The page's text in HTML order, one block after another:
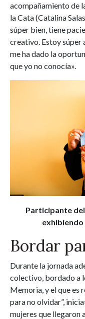
acompañamiento de
la Cata (Catalina
súper bien, tiene
creativo. Estoy súper
me ha dado la
que yo no conocía».
Participante
Bordar
Durante la jornada
colectivo, bordado a
Memoria, y el que es
para no olvidar”,
mujeres que llegaron